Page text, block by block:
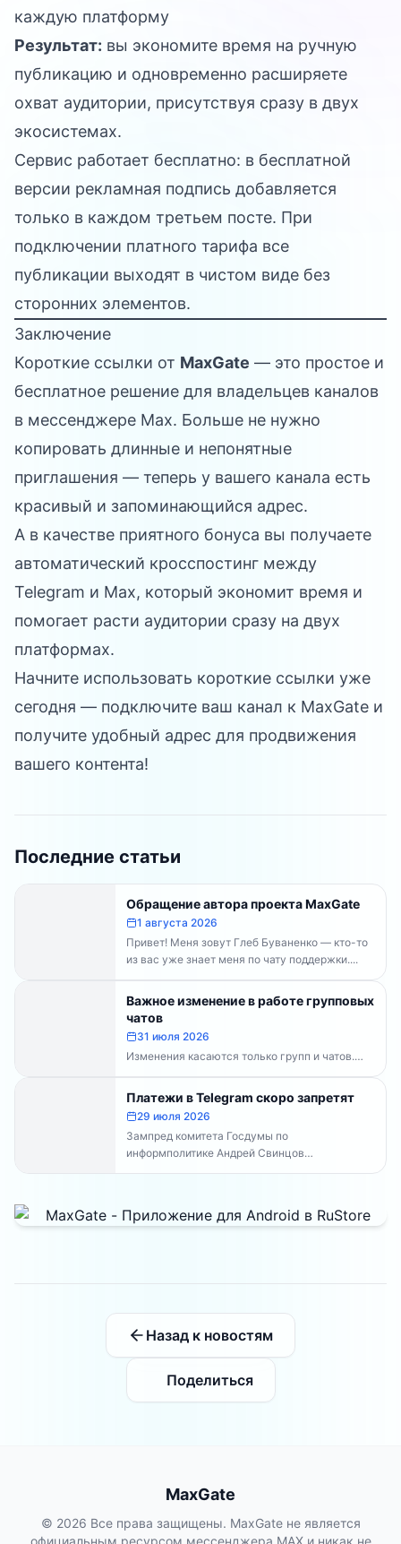
каждую платформу
Результат: вы экономите время на ручную
публикацию и одновременно расширяете
охват аудитории, присутствуя сразу в двух
экосистемах.
Сервис работает бесплатно: в бесплатной
версии рекламная подпись добавляется
только в каждом третьем посте. При
подключении платного тарифа все
публикации выходят в чистом виде без
сторонних элементов.
Заключение
Короткие ссылки от MaxGate — это простое и
бесплатное решение для владельцев каналов
в мессенджере Max. Больше не нужно
копировать длинные и непонятные
приглашения — теперь у вашего канала есть
красивый и запоминающийся адрес.
А в качестве приятного бонуса вы получаете
автоматический кросспостинг между
Telegram и Max, который экономит время и
помогает расти аудитории сразу на двух
платформах.
Начните использовать короткие ссылки уже
сегодня — подключите ваш канал к MaxGate и
получите удобный адрес для продвижения
вашего контента!
Последние статьи
Обращение автора проекта MaxGate
1 августа 2026
Привет! Меня зовут Глеб Буваненко — кто-то
из вас уже знает меня по чату поддержки....
Важное изменение в работе групповых
чатов
31 июля 2026
Изменения касаются только групп и чатов.
Каналы работают в прежнем режиме —
владельцам каналов делать...
Платежи в Telegram скоро запретят
29 июля 2026
Зампред комитета Госдумы по
информполитике Андрей Свинцов
рекомендовал россиянам временно
Назад к новостям
Поделиться
MaxGate
© 2026 Все права защищены. MaxGate не является
официальным ресурсом мессенджера MAX и никак не